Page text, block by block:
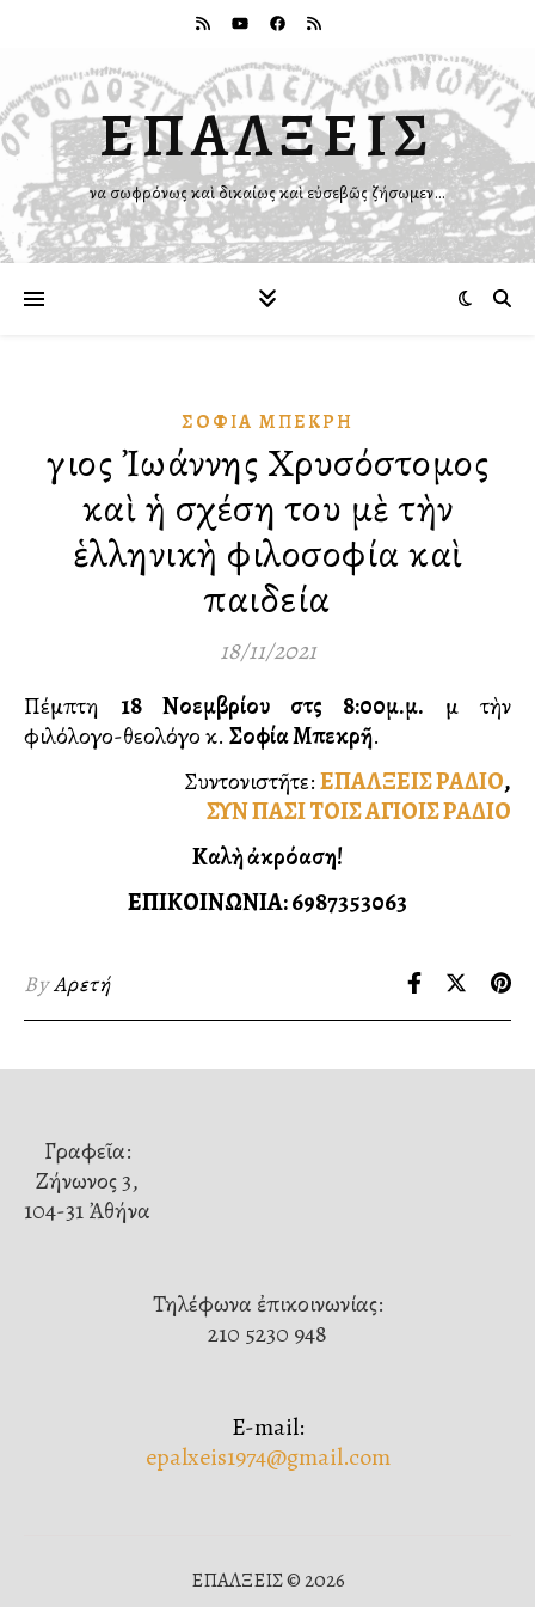
ΕΠΑΛΞΕΙΣ
Ἵνα σωφρόνως καὶ δικαίως καὶ εὐσεβῶς ζήσωμεν…
ΣΟΦΊΑ ΜΠΕΚΡΉ
Ἅγιος Ἰωάννης Χρυσόστομος
καὶ ἡ σχέση του μὲ τὴν
ἑλληνικὴ φιλοσοφία καὶ
παιδεία
18/11/2021
Πέμπτη 18 Νοεμβρίου στὶς 8:00μ.μ. μὲ τὴν
φιλόλογο-θεολόγο κ. Σοφία Μπεκρῆ.
Συντονιστῆτε:ΕΠΑΛΞΕΙΣ ΡΑΔΙΟ,
ΣΥΝ ΠΑΣΙ ΤΟΙΣ ΑΓΙΟΙΣ ΡΑΔΙΟ
Καλὴ ἀκρόαση!
ΕΠΙΚΟΙΝΩΝΙΑ: 6987353063
ByΑρετή
Γραφεῖα:
Ζήνωνος 3,
104-31 Ἀθήνα
Τηλέφωνα ἐπικοινωνίας:
210 5230 948
E-mail:
epalxeis1974@gmail.com
ΕΠΑΛΞΕΙΣ © 2026